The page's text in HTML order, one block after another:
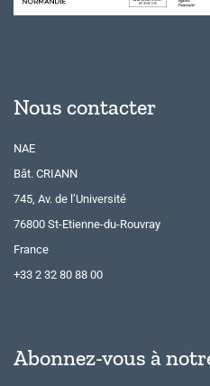
Nous contacter
NAE
Bât. CRIANN
745, Av. de l’Université
76800 St-Etienne-du-Rouvray
France
+33 2 32 80 88 00
Abonnez-vous à